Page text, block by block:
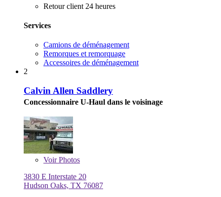
Retour client 24 heures
Services
Camions de déménagement
Remorques et remorquage
Accessoires de déménagement
2
Calvin Allen Saddlery
Concessionnaire U-Haul dans le voisinage
VoirPhotos
3830 E Interstate 20
Hudson Oaks, TX 76087